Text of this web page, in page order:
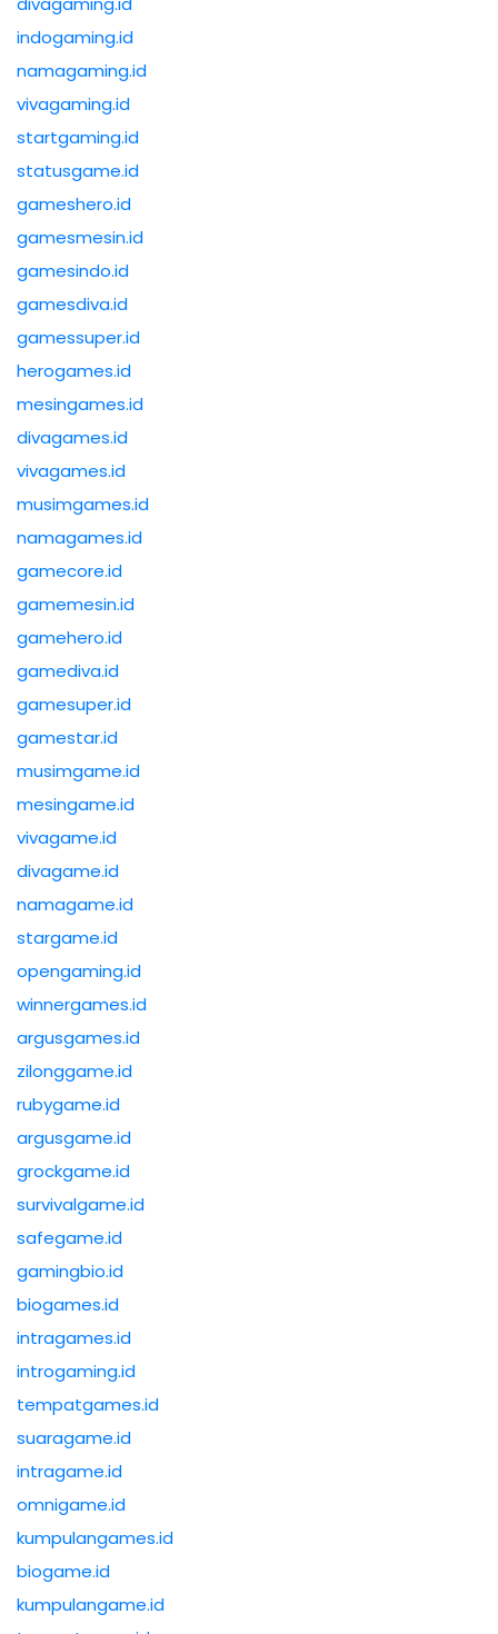
indogaming.id
namagaming.id
vivagaming.id
startgaming.id
statusgame.id
gameshero.id
gamesmesin.id
gamesindo.id
gamesdiva.id
gamessuper.id
herogames.id
mesingames.id
divagames.id
vivagames.id
musimgames.id
namagames.id
gamecore.id
gamemesin.id
gamehero.id
gamediva.id
gamesuper.id
gamestar.id
musimgame.id
mesingame.id
vivagame.id
divagame.id
namagame.id
stargame.id
opengaming.id
winnergames.id
argusgames.id
zilonggame.id
rubygame.id
argusgame.id
grockgame.id
survivalgame.id
safegame.id
gamingbio.id
biogames.id
intragames.id
introgaming.id
tempatgames.id
suaragame.id
intragame.id
omnigame.id
kumpulangames.id
biogame.id
kumpulangame.id